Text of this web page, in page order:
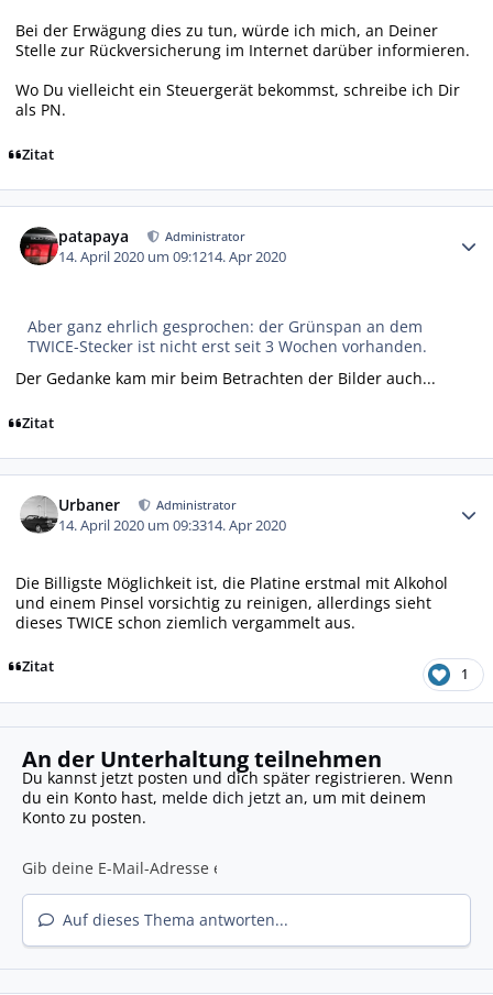
Bei der Erwägung dies zu tun, würde ich mich, an Deiner
Stelle zur Rückversicherung im Internet darüber informieren.
Wo Du vielleicht ein Steuergerät bekommst, schreibe ich Dir
als PN.
Zitat
patapaya Administrator
14. April 2020 um 09:1214. Apr 2020
Aber ganz ehrlich gesprochen: der Grünspan an dem
TWICE-Stecker ist nicht erst seit 3 Wochen vorhanden.
Der Gedanke kam mir beim Betrachten der Bilder auch...
Zitat
Urbaner Administrator
14. April 2020 um 09:3314. Apr 2020
Die Billigste Möglichkeit ist, die Platine erstmal mit Alkohol
und einem Pinsel vorsichtig zu reinigen, allerdings sieht
dieses TWICE schon ziemlich vergammelt aus.
Zitat 1
An der Unterhaltung teilnehmen
Du kannst jetzt posten und dich später registrieren. Wenn
du ein Konto hast, melde dich jetzt an, um mit deinem
Konto zu posten.
Auf dieses Thema antworten...